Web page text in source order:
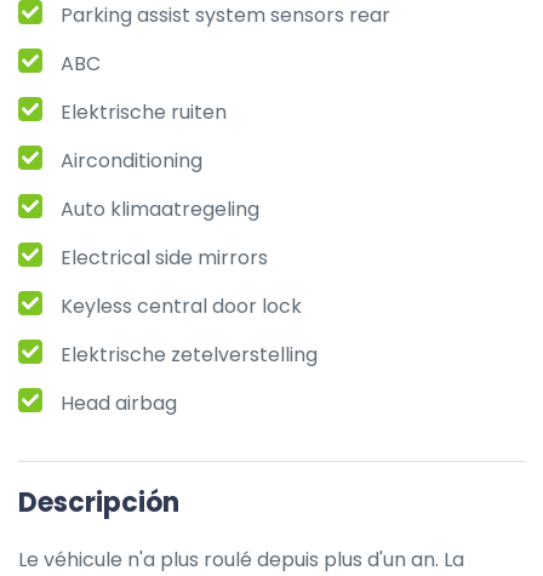
Parking assist system sensors rear
ABC
Elektrische ruiten
Airconditioning
Auto klimaatregeling
Electrical side mirrors
Keyless central door lock
Elektrische zetelverstelling
Head airbag
Descripción
Le véhicule n'a plus roulé depuis plus d'un an. La